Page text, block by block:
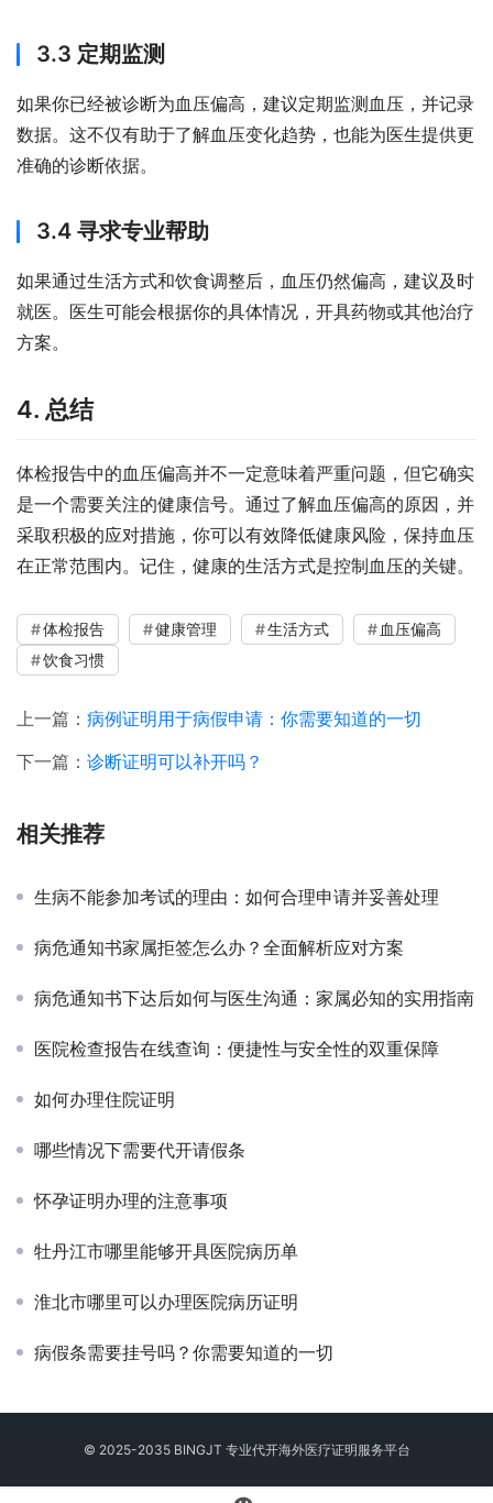
3.3 定期监测
如果你已经被诊断为血压偏高，建议定期监测血压，并记录
数据。这不仅有助于了解血压变化趋势，也能为医生提供更
准确的诊断依据。
3.4 寻求专业帮助
如果通过生活方式和饮食调整后，血压仍然偏高，建议及时
就医。医生可能会根据你的具体情况，开具药物或其他治疗
方案。
4. 总结
体检报告中的血压偏高并不一定意味着严重问题，但它确实
是一个需要关注的健康信号。通过了解血压偏高的原因，并
采取积极的应对措施，你可以有效降低健康风险，保持血压
在正常范围内。记住，健康的生活方式是控制血压的关键。
体检报告 健康管理 生活方式
血压偏高
饮食习惯
上一篇： 病例证明用于病假申请：你需要知道的一切
下一篇： 诊断证明可以补开吗？
相关推荐
生病不能参加考试的理由：如何合理申请并妥善处理
病危通知书家属拒签怎么办？全面解析应对方案
病危通知书下达后如何与医生沟通：家属必知的实用指南
医院检查报告在线查询：便捷性与安全性的双重保障
如何办理住院证明
哪些情况下需要代开请假条
怀孕证明办理的注意事项
牡丹江市哪里能够开具医院病历单
淮北市哪里可以办理医院病历证明
病假条需要挂号吗？你需要知道的一切
© 2025-2035 BINGJT 专业代开海外医疗证明服务平台